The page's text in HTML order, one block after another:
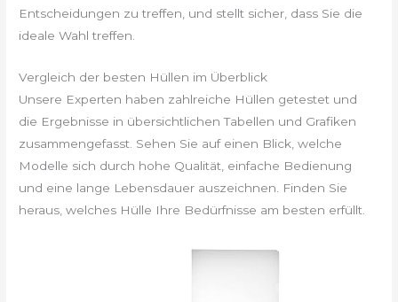
Entscheidungen zu treffen, und stellt sicher, dass Sie die
ideale Wahl treffen.
Vergleich der besten Hüllen im Überblick
Unsere Experten haben zahlreiche Hüllen getestet und
die Ergebnisse in übersichtlichen Tabellen und Grafiken
zusammengefasst. Sehen Sie auf einen Blick, welche
Modelle sich durch hohe Qualität, einfache Bedienung
und eine lange Lebensdauer auszeichnen. Finden Sie
heraus, welches Hülle Ihre Bedürfnisse am besten erfüllt.